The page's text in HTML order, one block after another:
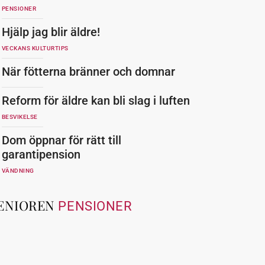
PENSIONER
Hjälp jag blir äldre!
VECKANS KULTURTIPS
När fötterna bränner och domnar
Reform för äldre kan bli slag i luften
BESVIKELSE
Dom öppnar för rätt till
garantipension
VÄNDNING
PENSIONER